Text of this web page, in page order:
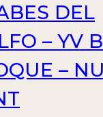
DEL
– YV
–